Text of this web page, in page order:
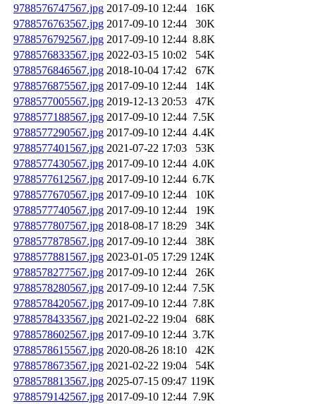
9788576747567.jpg 2017-09-10 12:44
16K
9788576763567.jpg 2017-09-10 12:44
30K
9788576792567.jpg 2017-09-10 12:44 8.8K
9788576833567.jpg 2022-03-15 10:02
54K
9788576846567.jpg 2018-10-04 17:42
67K
9788576875567.jpg 2017-09-10 12:44
14K
9788577005567.jpg 2019-12-13 20:53
47K
9788577188567.jpg 2017-09-10 12:44 7.5K
9788577290567.jpg 2017-09-10 12:44 4.4K
9788577401567.jpg 2021-07-22 17:03
53K
9788577430567.jpg 2017-09-10 12:44 4.0K
9788577612567.jpg 2017-09-10 12:44 6.7K
9788577670567.jpg 2017-09-10 12:44
10K
9788577740567.jpg 2017-09-10 12:44
19K
9788577807567.jpg 2018-08-17 18:29
34K
9788577878567.jpg 2017-09-10 12:44
38K
9788577881567.jpg 2023-01-05 17:29 124K
9788578277567.jpg 2017-09-10 12:44
26K
9788578280567.jpg 2017-09-10 12:44 7.5K
9788578420567.jpg 2017-09-10 12:44 7.8K
9788578433567.jpg 2021-02-22 19:04
68K
9788578602567.jpg 2017-09-10 12:44 3.7K
9788578615567.jpg 2020-08-26 18:10
42K
9788578673567.jpg 2021-02-22 19:04
54K
9788578813567.jpg 2025-07-15 09:47 119K
9788579142567.jpg 2017-09-10 12:44 7.9K